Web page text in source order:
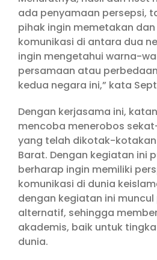
ada penyamaan persepsi,
pihak ingin memetakan
komunikasi di antara dua
ingin mengetahui warna-
persamaan atau
kedua negara ini,” kata
Dengan kerjasama ini,
mencoba menerobos
yang telah dikotak-kotakan
Barat. Dengan kegiatan ini
berharap ingin memiliki
komunikasi di dunia
dengan kegiatan ini muncul
alternatif, sehingga
akademis, baik untuk
dunia.